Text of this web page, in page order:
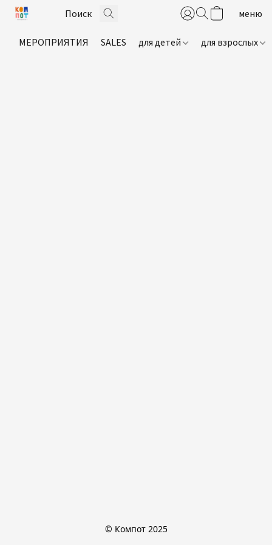
МЕРОПРИЯТИЯ SALES для детей для взрослых
© Компот 2025